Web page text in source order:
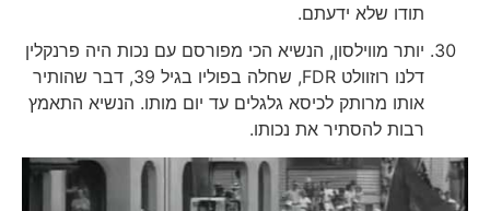
תודו שלא ידעתם.
יותר מווילסון, הנשיא הכי מפורסם עם נכות היה פרנקלין
דלנו רוזוולט FDR, שחלה בפוליו בגיל 39, דבר שהותיר
אותו מרותק לכיסא גלגלים עד יום מותו. הנשיא התאמץ
רבות להסתיר את נכותו.